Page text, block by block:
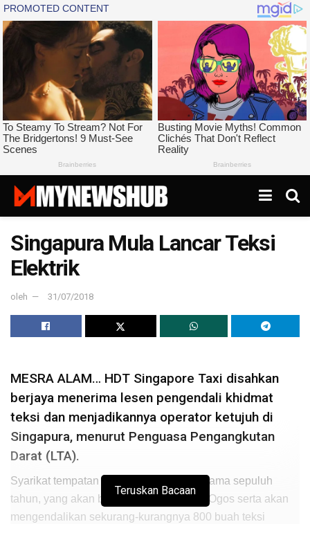
Singapura Mula Lancar Teksi
Elektrik
oleh 31/07/2018
MESRA ALAM… HDT Singapore Taxi disahkan
berjaya menerima lesen pengendali khidmat
teksi dan menjadikannya operator ketujuh di
Singapura, menurut Penguasa Pengangkutan
Darat (LTA).
Syarikat tempatan itu diberikan lesen selama sepuluh
tahun, yang akan berkuat kuasa mulai 1 Ogos serta akan
mengendalikan sekurang-kurangnya 800 buah teksi
Teruskan Bacaan